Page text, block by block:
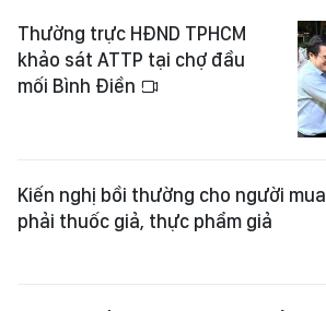
Thường trực HĐND TPHCM
khảo sát ATTP tại chợ đầu
mối Bình Điền
Kiến nghị bồi thường cho người mua
phải thuốc giả, thực phẩm giả